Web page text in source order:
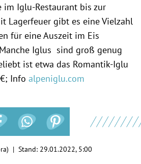
im Iglu-Restaurant bis zur
Lagerfeuer gibt es eine Vielzahl
für eine Auszeit im Eis
Iglus sind groß genug
ist etwa das Romantik-Iglu
Info alpeniglu.com
| Stand: 29.01.2022, 5:00